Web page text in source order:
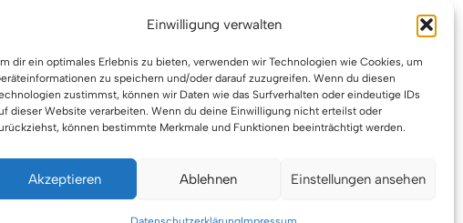
Einwilligung verwalten
dir ein optimales Erlebnis zu bieten, verwenden wir Technologien wie Cookies, um
zu speichern und/oder darauf zuzugreifen. Wenn du diesen
zustimmst, können wir Daten wie das Surfverhalten oder eindeutige IDs
dieser Website verarbeiten. Wenn du deine Einwilligung nicht erteilst oder
können bestimmte Merkmale und Funktionen beeinträchtigt werden.
Akzeptieren Ablehnen Einstellungen ansehen
Urheberrecht © 2026 VTBW Veranstaltungstechnik BW